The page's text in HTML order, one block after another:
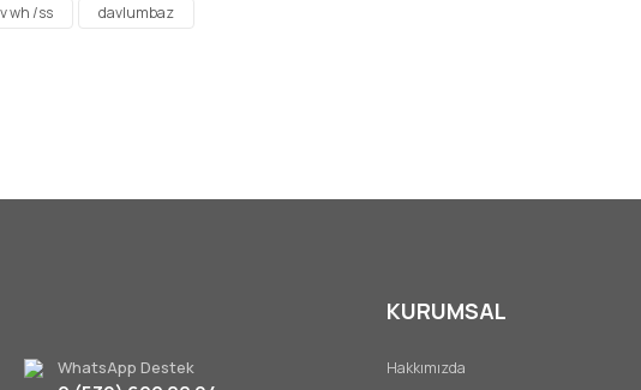
wh /ss davlumbaz
WhatsApp Destek
KURUMSAL
Hakkımızda